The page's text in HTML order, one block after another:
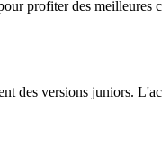
profiter des meilleures
des versions juniors.